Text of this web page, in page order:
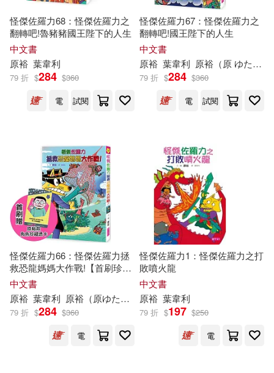
原裕(159) （日）原裕(36)
岩原裕二(30) 竹原慎二(16)
落合裕介(16)
裕/漫畫(9)
原京子(7) （日）原裕文圖(7)
余秀美(6) 全正文(6)
洪凱莉(6) 達崙‧腦帆(6)
阿諾‧伊斯巴利達夫(6)
陳白阿連(6) 馬裕信(6)
展開
出版社 (可複選)
親子天下(165)
浙江少年兒童出版社(26)
東立(23) 長鴻出版社(17)
台灣東販(9)
二十一世紀出版社(8)
展開
配送方式 (可複選)
怪傑佐羅力68：怪傑佐羅力之
翻轉吧!魯豬豬國王陛下的人生
中文書
原裕 葉韋利
79 折 $284 $360
電
試閱
怪傑佐羅力67：怪傑佐羅力之
翻轉吧!國王陛下的人生
中文書
原裕 葉韋利 原裕 （原 ゆたか）
79 折 $284 $360
電
試閱
怪傑佐羅力66：怪傑佐羅力拯
救恐龍媽媽大作戰!【首刷珍藏
透卡版】
中文書
原裕 葉韋利 原裕 （原ゆたか）
79 折 $284 $360
電
怪傑佐羅力1：怪傑佐羅力之打
敗噴火龍
中文書
原裕 葉韋利
79 折 $197 $250
電